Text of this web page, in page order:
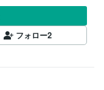
フォロー2